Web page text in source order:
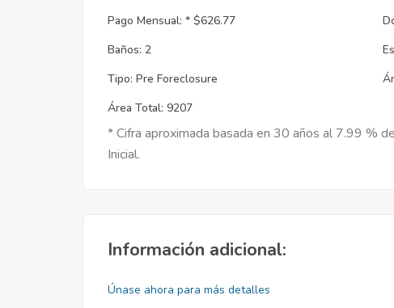
Pago Mensual: * $626.77
Baños: 2
Tipo: Pre Foreclosure
Área Total: 9207
* Cifra aproximada basada en 30 años al 7.99 %
Inicial.
Información adicional:
Únase ahora para más detalles